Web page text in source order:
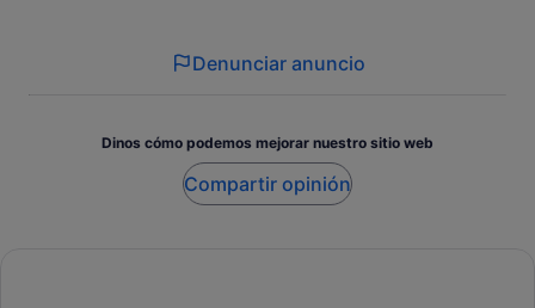
Denunciar anuncio
Dinos cómo podemos mejorar nuestro sitio web
Compartir opinión